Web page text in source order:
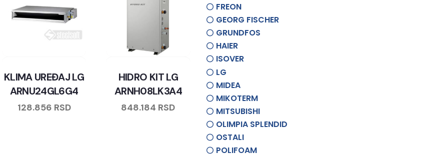
KLIMA UREĐAJ LG
ARNU24GL6G4
128.856 RSD
HIDRO KIT LG
ARNH08LK3A4
848.184 RSD
FREON
GEORG FISCHER
GRUNDFOS
HAIER
ISOVER
LG
MIDEA
MIKOTERM
MITSUBISHI
OLIMPIA SPLENDID
OSTALI
POLIFOAM